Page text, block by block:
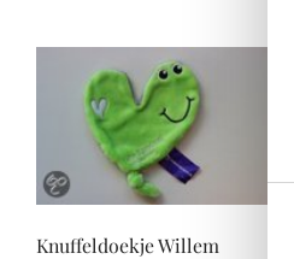
Knuffeldoekje Willem